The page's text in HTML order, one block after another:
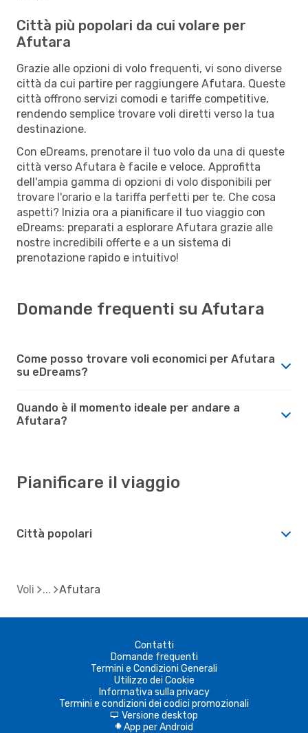
Città più popolari da cui volare per
Afutara
Grazie alle opzioni di volo frequenti, vi sono diverse
città da cui partire per raggiungere Afutara. Queste
città offrono servizi comodi e tariffe competitive,
rendendo semplice trovare voli diretti verso la tua
destinazione.
Con eDreams, prenotare il tuo volo da una di queste
città verso Afutara è facile e veloce. Approfitta
dell'ampia gamma di opzioni di volo disponibili per
trovare l'orario e la tariffa perfetti per te. Che cosa
aspetti? Inizia ora a pianificare il tuo viaggio con
eDreams: preparati a esplorare Afutara grazie alle
nostre incredibili offerte e a un sistema di
prenotazione rapido e intuitivo!
Domande frequenti su Afutara
Come posso trovare voli economici per Afutara
su eDreams?
Quando è il momento ideale per andare a
Afutara?
Pianificare il viaggio
Città popolari
Voli Afutara
Contatti
Domande frequenti
Termini e Condizioni Generali
Utilizzo dei Cookie
Informativa sulla privacy
Termini e condizioni dei codici promozionali
d Versione desktop
A App per Android